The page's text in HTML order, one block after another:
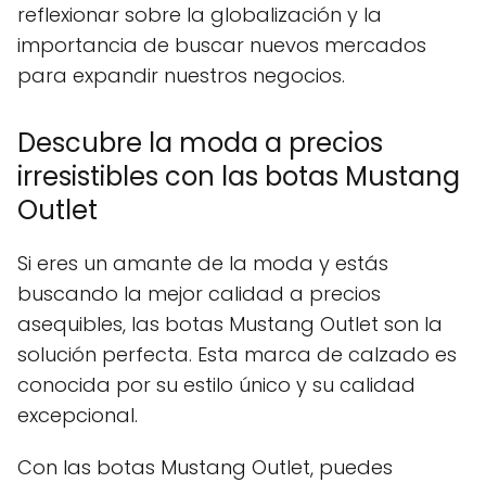
reflexionar sobre la globalización y la
importancia de buscar nuevos mercados
para expandir nuestros negocios.
Descubre la moda a precios
irresistibles con las botas Mustang
Outlet
Si eres un amante de la moda y estás
buscando la mejor calidad a precios
asequibles, las botas Mustang Outlet son la
solución perfecta. Esta marca de calzado es
conocida por su estilo único y su calidad
excepcional.
Con las botas Mustang Outlet, puedes